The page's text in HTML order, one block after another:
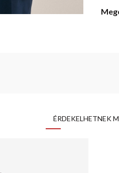
ÉRDEKELHETNEK